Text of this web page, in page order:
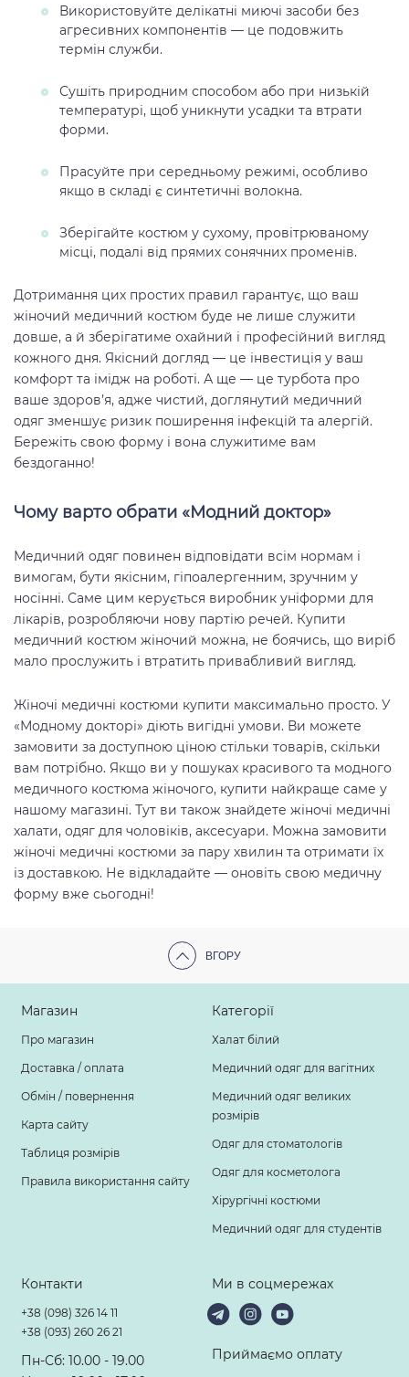
Використовуйте делікатні миючі засоби без
агресивних компонентів — це подовжить
термін служби.
Сушіть природним способом або при низькій
температурі, щоб уникнути усадки та втрати
форми.
Прасуйте при середньому режимі, особливо
якщо в складі є синтетичні волокна.
Зберігайте костюм у сухому, провітрюваному
місці, подалі від прямих сонячних променів.
Дотримання цих простих правил гарантує, що ваш
жіночий медичний костюм буде не лише служити
довше, а й зберігатиме охайний і професійний вигляд
кожного дня. Якісний догляд — це інвестиція у ваш
комфорт та імідж на роботі. А ще — це турбота про
ваше здоров’я, адже чистий, доглянутий медичний
одяг зменшує ризик поширення інфекцій та алергій.
Бережіть свою форму і вона служитиме вам
бездоганно!
Чому варто обрати «Модний доктор»
Медичний одяг повинен відповідати всім нормам і
вимогам, бути якісним, гіпоалергенним, зручним у
носінні. Саме цим керується виробник уніформи для
лікарів, розробляючи нову партію речей. Купити
медичний костюм жіночий можна, не боячись, що виріб
мало прослужить і втратить привабливий вигляд.
Жіночі медичні костюми купити максимально просто. У
«Модному докторі» діють вигідні умови. Ви можете
замовити за доступною ціною стільки товарів, скільки
вам потрібно. Якщо ви у пошуках красивого та модного
медичного костюма жіночого, купити найкраще саме у
нашому магазині. Тут ви також знайдете жіночі медичні
халати, одяг для чоловіків, аксесуари. Можна замовити
жіночі медичні костюми за пару хвилин та отримати їх
із доставкою. Не відкладайте — оновіть свою медичну
форму вже сьогодні!
ВГОРУ
Магазин
Про магазин
Доставка / оплата
Обмін / повернення
Карта сайту
Таблиця розмірів
Правила використання сайту
Категорії
Халат білий
Медичний одяг для вагітних
Медичний одяг великих
розмірів
Одяг для стоматологів
Одяг для косметолога
Хірургічні костюми
Медичний одяг для студентів
Контакти
+38 (098) 326 14 11
+38 (093) 260 26 21
Пн-Сб: 10.00 - 19.00
Ми в соцмережах
Приймаємо оплату